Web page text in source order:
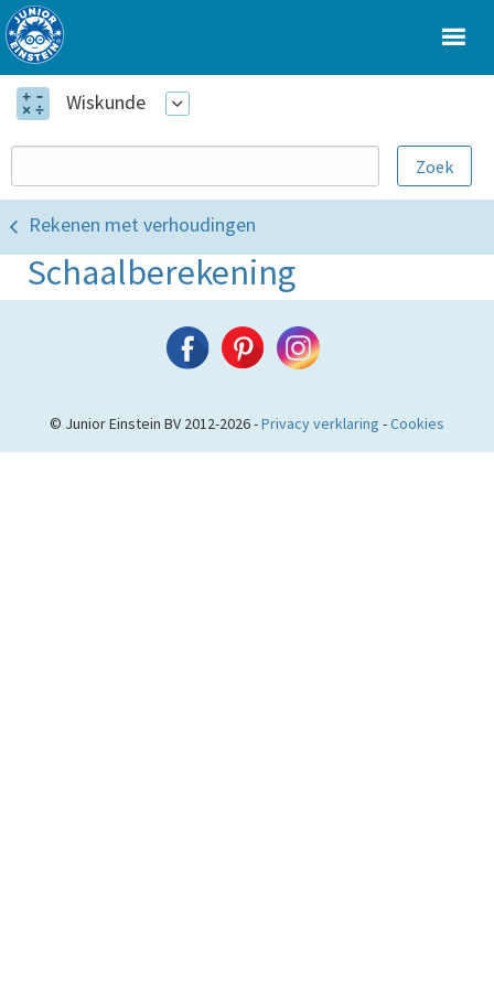
Wiskunde
Rekenen met verhoudingen
Schaalberekening
© Junior Einstein BV 2012-2026 -Privacy verklaring -Cookies